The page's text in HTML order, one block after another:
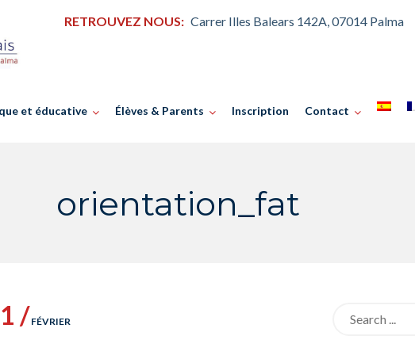
RETROUVEZ NOUS: Carrer Illes Balears 142A, 07014 Palma
et éducative Élèves & Parents Inscription Contact
orientation_fat
1 / FÉVRIER